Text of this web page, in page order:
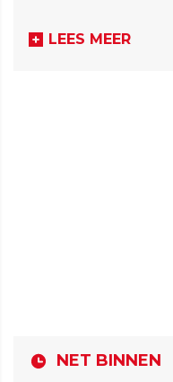
LEES MEER
NET BINNEN